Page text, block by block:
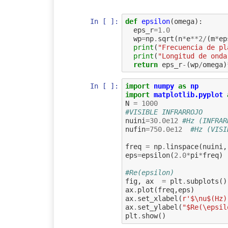
In [ ]: def epsilon(omega):
eps_r=1.0
wp=np. sqrt (n*e**2/ (m*
print ( "Frecuencia de
print ( "Longitud de
return eps_r- (wp/omega)
In [ ]: import numpy as np
import matplotlib.pyplot
N = 1000
#VISIBLE INFRARROJO
nuini=30.0e12 #Hz
nufin=750.0e12 #Hz
freq = np. linspace(nuini ,
eps=epsilon(2.0*pi *freq)
#Re(epsilon)
fig, ax = plt . subplots ()
ax. plot (freq,eps)
ax. set_xlabel ( r
ax. set_ylabel (
plt . show()